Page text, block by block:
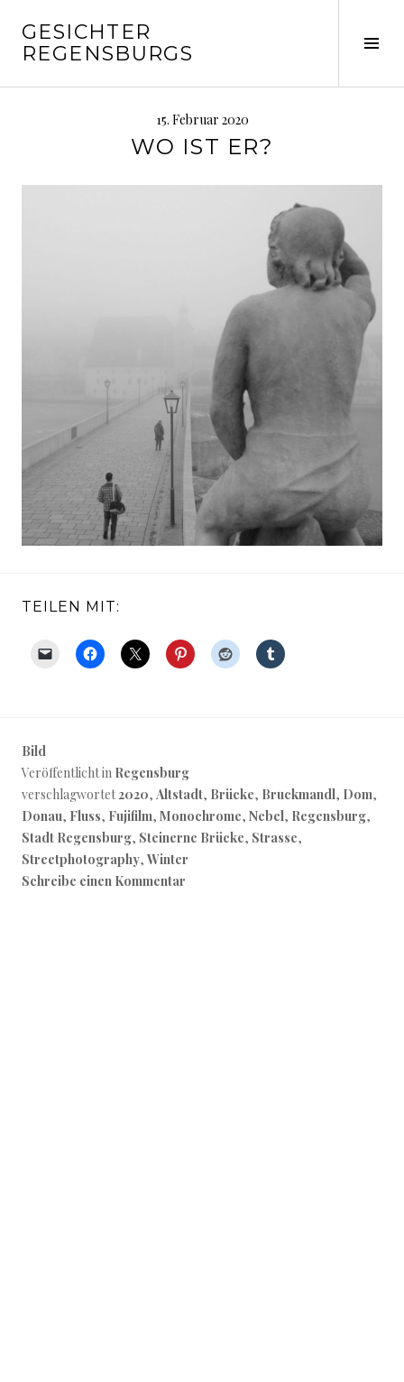
zum
Inhalt
GESICHTER
REGENSBURGS
15. Februar 2020
WO IST ER?
TEILEN MIT:
Bild
Veröffentlicht in Regensburg
verschlagwortet2020, Altstadt, Brücke, Bruckmandl, Dom,
Donau, Fluss, Fujifilm, Monochrome, Nebel, Regensburg,
Stadt Regensburg, Steinerne Brücke, Strasse,
Streetphotography, Winter
Schreibe einen Kommentar